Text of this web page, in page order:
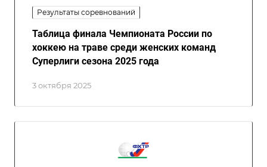
Результаты соревнований
3 октября 2025
Таблица финала Чемпионата России по
хоккею на траве среди женских команд
Суперлиги сезона 2025 года